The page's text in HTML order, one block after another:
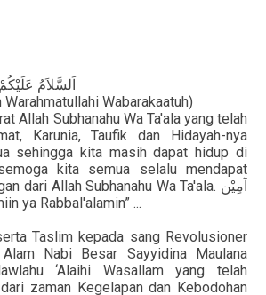
اَلسَّلاَمُ
Warahmatullahi Wabarakaatuh)
Allah Subhanahu Wa Ta'ala yang telah
Karunia, Taufik dan Hidayah-nya
sehingga kita masih dapat hidup di
kita semua selalu mendapat
dari Allah Subhanahu Wa Ta'ala. آمِيْن
ya Rabbal'alamin” ...
Taslim kepada sang Revolusioner
Alam Nabi Besar Sayyidina Maulana
‘Alaihi Wasallam yang telah
zaman Kegelapan dan Kebodohan